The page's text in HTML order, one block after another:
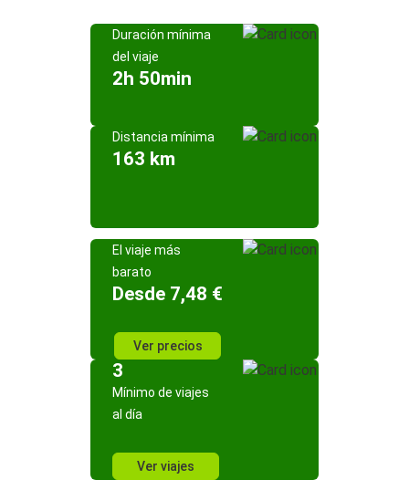
Duración mínima
del viaje
2h 50min
Distancia mínima
163 km
El viaje más
barato
Desde 7,48 €
Ver precios
3
Mínimo de viajes
al día
Ver viajes